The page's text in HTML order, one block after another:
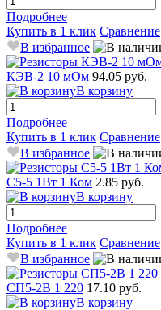
Подробнее
Купить в 1 клик Сравнение
В избранное
КЭВ-2 10 мОм 94.05 руб.
В корзину
Подробнее
Купить в 1 клик Сравнение
В избранное
С5-5 1Вт 1 Ком 2.85 руб.
В корзину
Подробнее
Купить в 1 клик Сравнение
В избранное
СП5-2В 1 220 17.10 руб.
В корзину